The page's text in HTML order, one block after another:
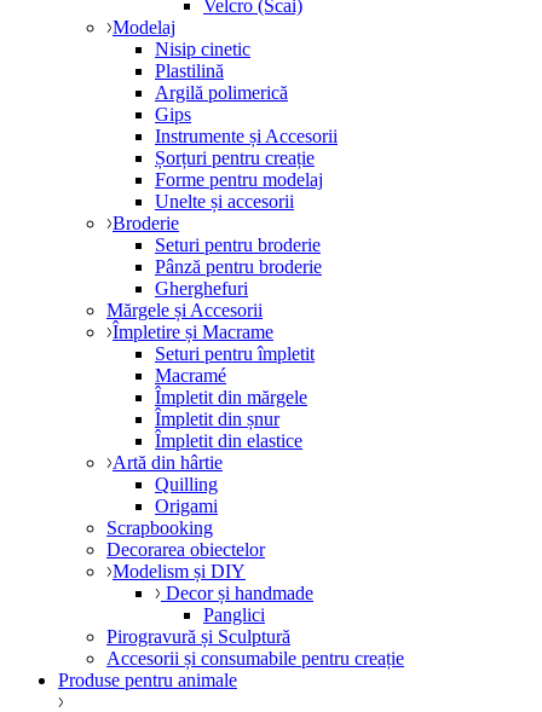
Velcro (Scai)
Modelaj
Nisip cinetic
Plastilină
Argilă polimerică
Gips
Instrumente și Accesorii
Șorțuri pentru creație
Forme pentru modelaj
Unelte și accesorii
Broderie
Seturi pentru broderie
Pânză pentru broderie
Gherghefuri
Mărgele și Accesorii
Împletire și Macrame
Seturi pentru împletit
Macramé
Împletit din mărgele
Împletit din șnur
Împletit din elastice
Artă din hârtie
Quilling
Origami
Scrapbooking
Decorarea obiectelor
Modelism și DIY
Decor și handmade
Panglici
Pirogravură și Sculptură
Accesorii și consumabile pentru creație
Produse pentru animale